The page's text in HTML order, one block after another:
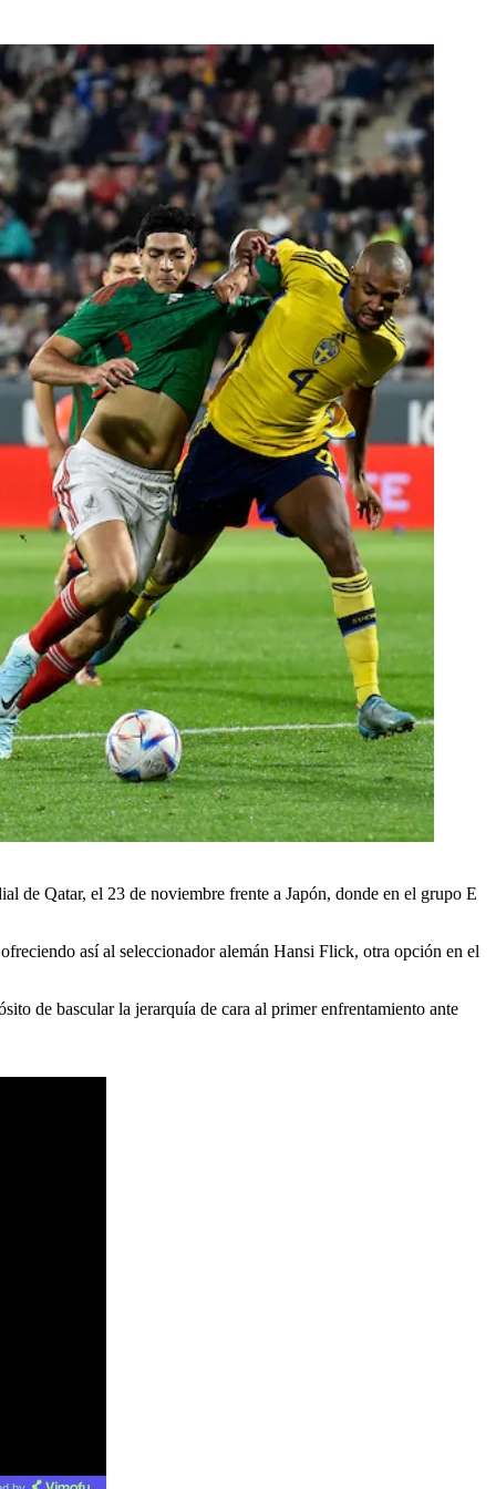
de Qatar, el 23 de noviembre frente a Japón, donde en el grupo E
así al seleccionador alemán Hansi Flick, otra opción en el
de bascular la jerarquía de cara al primer enfrentamiento ante